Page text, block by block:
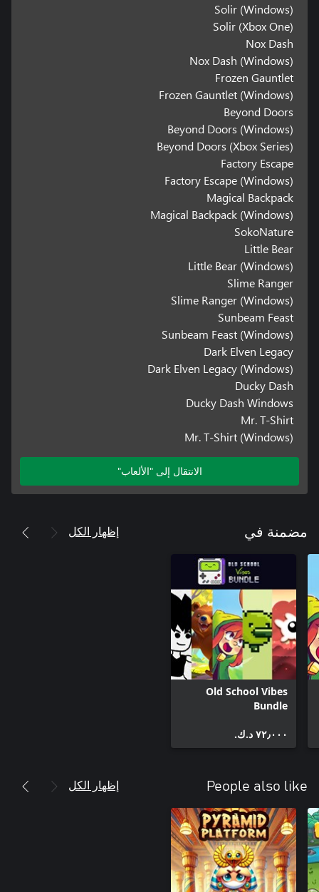
Solir (Windows)
Solir (Xbox One)
Nox Dash
Nox Dash (Windows)
Frozen Gauntlet
Frozen Gauntlet (Windows)
Beyond Doors
Beyond Doors (Windows)
Beyond Doors (Xbox Series)
Factory Escape
Factory Escape (Windows)
Magical Backpack
Magical Backpack (Windows)
SokoNature
Little Bear
Little Bear (Windows)
Slime Ranger
Slime Ranger (Windows)
Sunbeam Feast
Sunbeam Feast (Windows)
Dark Elven Legacy
Dark Elven Legacy (Windows)
Ducky Dash
Ducky Dash Windows
Mr. T-Shirt
Mr. T-Shirt (Windows)
الانتقال إلى "الألعاب"
مضمنة في إظهار الكل
Old School Vibes
Bundle
٧٢٫٠٠٠ د.ك.‏
People also like إظهار الكل